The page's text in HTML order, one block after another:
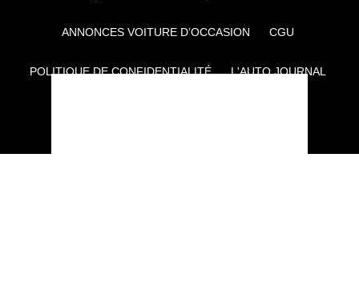
ANNONCES VOITURE D’OCCASION CGU
POLITIQUE DE CONFIDENTIALITÉ L'AUTO JOURNAL